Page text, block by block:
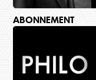
ABONNEMENT